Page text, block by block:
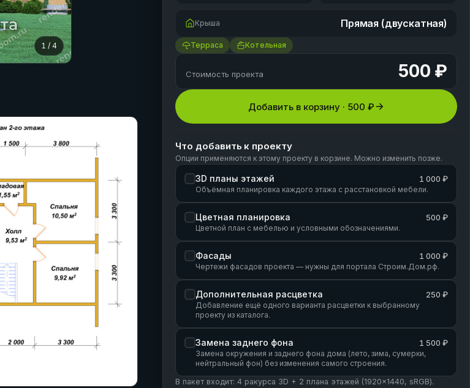
1 /4
Крыша Прямая (двускатная)
Терраса Котельная
Стоимость проекта 500 ₽
Добавить в корзину · 500 ₽
Что добавить к проекту
Опции применяются к этому проекту в корзине. Можно изменить позже.
3D планы этажей 1 000 ₽
Объёмная планировка каждого этажа с расстановкой мебели.
Цветная планировка 500 ₽
Цветной план с мебелью и условными обозначениями.
Фасады 1 000 ₽
Чертежи фасадов проекта — нужны для портала Строим.Дом.рф.
Дополнительная расцветка 250 ₽
Добавление ещё одного варианта расцветки к выбранному
проекту из каталога.
Замена заднего фона 1 500 ₽
Замена окружения и заднего фона дома (лето, зима, сумерки,
нейтральный фон) без изменения самого строения.
В пакет входит: 4 ракурса 3D + 2 плана этажей (1920×1440, sRGB).